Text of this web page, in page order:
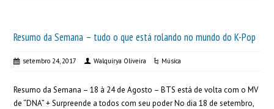
Resumo da Semana – tudo o que está rolando no mundo do K-Pop
setembro 24, 2017 Walquírya Oliveira Música
Resumo da Semana – 18 à 24 de Agosto – BTS está de volta com o MV
de “DNA” + Surpreende a todos com seu poder No dia 18 de setembro,